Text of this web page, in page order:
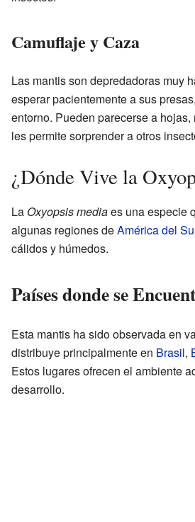
Camuflaje y Caza
Las mantis son depredadoras muy
esperar pacientemente a sus
entorno. Pueden parecerse a
les permite sorprender a otros
¿Dónde Vive la
La Oxyopsis mediaes una especie
algunas regiones deAmérica del
cálidos y húmedos.
Países donde se
Esta mantis ha sido observada en
distribuye principalmente en Brasil,
Estos lugares ofrecen el ambiente
desarrollo.